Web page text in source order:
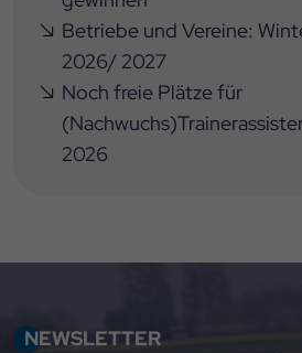
Betriebe und Vereine:
2026/ 2027
Noch freie Plätze für
2026
NEWSLETTER